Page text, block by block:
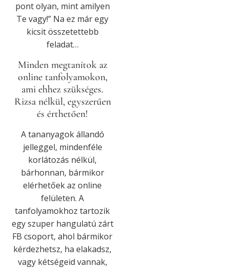
pont olyan, mint amilyen
Te vagy!” Na ez már egy
kicsit összetettebb
feladat…
Minden megtanítok az
online tanfolyamokon,
ami ehhez szükséges.
Rizsa nélkül, egyszerűen
és érthetően!
A tananyagok állandó
jelleggel, mindenféle
korlátozás nélkül,
bárhonnan, bármikor
elérhetőek az online
felületen. A
tanfolyamokhoz tartozik
egy szuper hangulatú zárt
FB csoport, ahol bármikor
kérdezhetsz, ha elakadsz,
vagy kétségeid vannak,